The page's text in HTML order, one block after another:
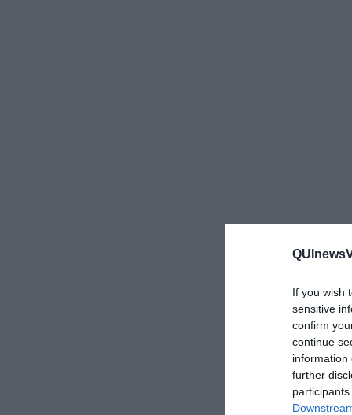
If you wish
sensitive
confirm
continue
information
further